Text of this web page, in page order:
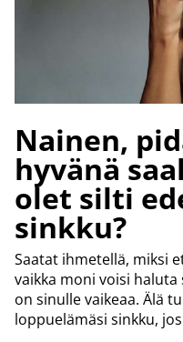
Nainen,
hyvänä
olet silti
sinkku?
Saatat ihmetellä, miksi
vaikka moni voisi
on sinulle vaikeaa. Älä
loppuelämäsi sinkku,